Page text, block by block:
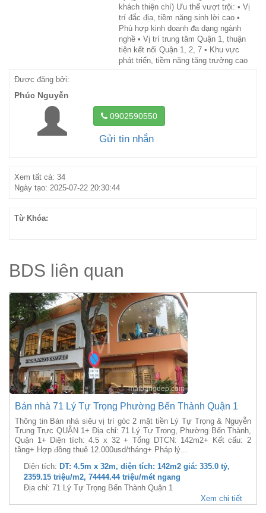
khách thiện chí) Ưu thế vượt trội: • Vị
trí đắc địa, tiềm năng sinh lời cao •
Phù hợp kinh doanh đa dạng ngành
nghề • Vị trí trung tâm Quận 1, thuận
tiện kết nối Quận 1, 2, 7 • Khu vực
phát triển, tiềm năng tăng trưởng cao
Được đăng bởi:
Phúc Nguyễn
0902590550
Gửi tin nhắn
Xem tất cả: 34
Ngày tạo: 2025-07-22 20:30:44
Từ Khóa:
BDS liên quan
Bán nhà 71 Lý Tự Trọng Phường Bến Thành Quận 1
Thông tin Bán nhà siêu vị trí góc 2 mặt tiền Lý Tự Trọng & Nguyễn
Trung Trực QUẬN 1+ Địa chỉ: 71 Lý Tự Trọng, Phường Bến Thành,
Quận 1+ Diện tích: 4.5 x 32 + Tổng DTCN: 142m2+ Kết cấu: 2
tầng+ Hợp đồng thuê 12.000usd/tháng+ Pháp lý...
Diện tích: DT: 4.5m x 32m, diện tích: 142m2 giá: 335.0 tỷ,
2359.15 triệu/m2, 74444.44 triệu/mét ngang
Địa chỉ: 71 Lý Tự Trọng Bến Thành Quận 1
Xem chi tiết